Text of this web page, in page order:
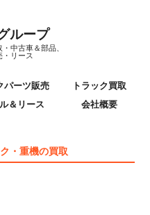
ループ
・中古車＆部品、
・リース
パーツ販売
トラック買取
＆リース 会社概要
・重機の買取